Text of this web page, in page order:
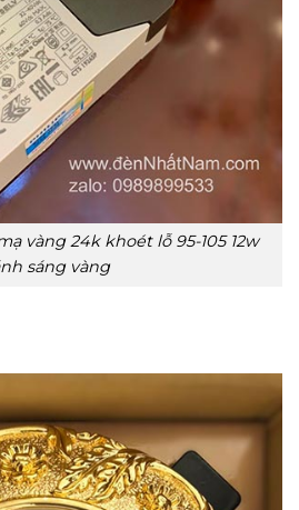
vàng 24k khoét lỗ 95-105 12w
sáng vàng